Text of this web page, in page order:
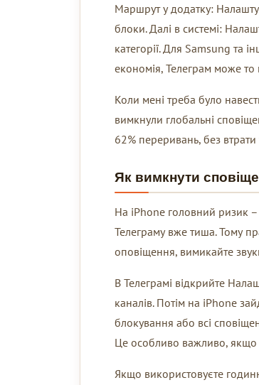
Маршрут у додатку:
блоки. Далі в системі:
категорії. Для Samsung та
економія, Телеграм може то
Коли мені треба було
вимкнули глобальні
62% переривань, без
Як вимкнути
На iPhone головний ризик
Телеграму вже тиша. Тому
оповіщення, вимикайте
В Телеграмі відкрийте
каналів. Потім на iPhone
блокування або всі
Це особливо важливо, якщо
Якщо використовуєте